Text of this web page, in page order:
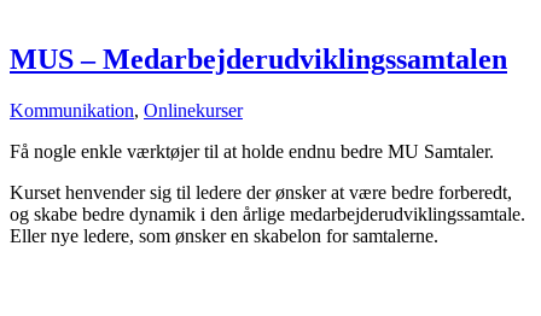
MUS – Medarbejderudviklingssamtalen
Kommunikation, Onlinekurser
Få nogle enkle værktøjer til at holde endnu bedre MU Samtaler.
Kurset henvender sig til ledere der ønsker at være bedre forberedt,
og skabe bedre dynamik i den årlige medarbejderudviklingssamtale.
Eller nye ledere, som ønsker en skabelon for samtalerne.